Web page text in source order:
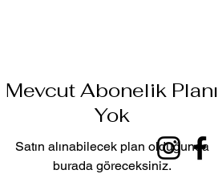
Mevcut Abonelik Planı
Yok
Satın alınabilecek plan olduğunda
burada göreceksiniz.